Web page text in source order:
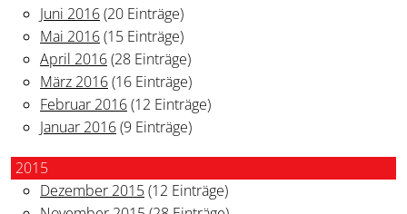
Juni 2016(20 Einträge)
Mai 2016(15 Einträge)
April 2016(28 Einträge)
März 2016(16 Einträge)
Februar 2016(12 Einträge)
Januar 2016(9 Einträge)
2015
Dezember 2015(12 Einträge)